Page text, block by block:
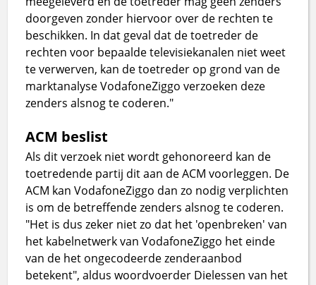
doorgeven zonder hiervoor over de rechten te
beschikken. In dat geval dat de toetreder de
rechten voor bepaalde televisiekanalen niet weet
te verwerven, kan de toetreder op grond van de
marktanalyse VodafoneZiggo verzoeken deze
zenders alsnog te coderen."
ACM beslist
Als dit verzoek niet wordt gehonoreerd kan de
toetredende partij dit aan de ACM voorleggen. De
ACM kan VodafoneZiggo dan zo nodig verplichten
is om de betreffende zenders alsnog te coderen.
"Het is dus zeker niet zo dat het 'openbreken' van
het kabelnetwerk van VodafoneZiggo het einde
van de het ongecodeerde zenderaanbod
betekent", aldus woordvoerder Dielessen van het